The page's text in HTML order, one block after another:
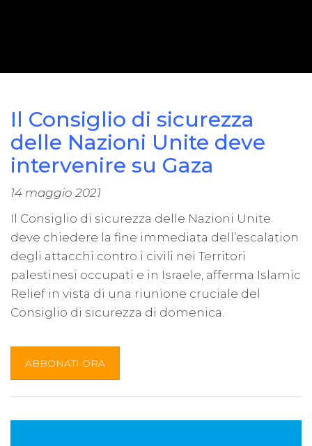
Il Consiglio di sicurezza
delle Nazioni Unite deve
intervenire su Gaza
14 maggio 2021
Il Consiglio di sicurezza delle Nazioni Unite
deve chiedere la fine immediata dell’escalation
degli attacchi contro i civili nei Territori
palestinesi occupati e in Israele, afferma Islamic
Relief in vista di una riunione cruciale del
Consiglio di sicurezza di domenica.
ABBONATI ORA